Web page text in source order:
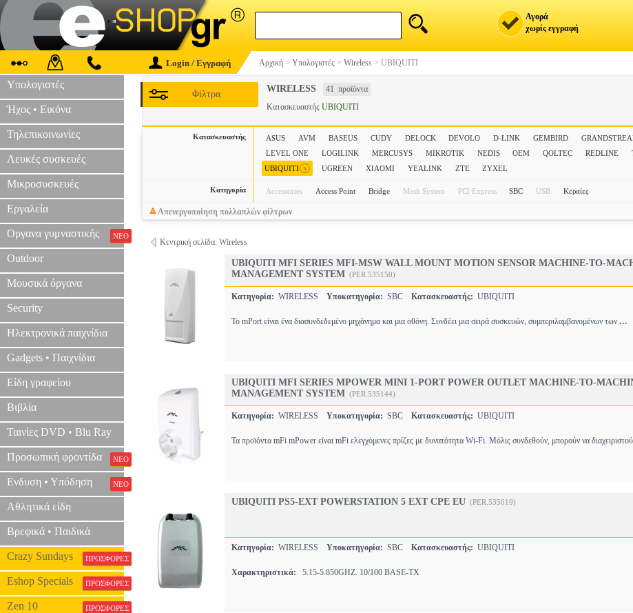
Αγορά
χωρίς εγγραφή
Login / Εγγραφή Αρχική > Υπολογιστές > Wireless > UBIQUITI
Υπολογιστές
Ήχος • Εικόνα
Τηλεπικοινωνίες
Λευκές συσκευές
Μικροσυσκευές
Εργαλεία
Οργανα γυμναστικής ΝΕΟ
Outdoor
Μουσικά όργανα
Security
Ηλεκτρονικά παιχνίδια
Gadgets • Παιχνίδια
Είδη γραφείου
Βιβλία
Ταινίες DVD • Blu Ray
Προσωπική φροντίδα ΝΕΟ
Ενδυση • Υπόδηση ΝΕΟ
Αθλητικά είδη
Βρεφικά • Παιδικά
Crazy Sundays ΠΡΟΣΦΟΡΕΣ
Eshop Specials ΠΡΟΣΦΟΡΕΣ
Zen 10 ΠΡΟΣΦΟΡΕΣ
WIRELESS 41 προϊόντα
Φίλτρα
Κατασκευαστής UBIQUITI
Κατασκευαστής ASUS AVM BASEUS CUDY DELOCK DEVOLO D-LINK GEMBIRD
LEVEL ONE
LOGILINK MERCUSYS MIKROTIK NEDIS OEM QOLTEC REDLINE
UBIQUITI x UGREEN XIAOMI YEALINK ZTE ZYXEL
Κατηγορία Accessories Access Point Bridge Mesh System PCI Express SBC USB Κεραίες
Απενεργοποίηση πολλαπλών φίλτρων
Κεντρική σελίδα: Wireless
UBIQUITI MFI SERIES MFI-MSW WALL MOUNT MOTION SENSOR MACHINE-TO-
MANAGEMENT SYSTEM (PER.535150)
Κατηγορία: WIRELESS Υποκατηγορία: SBC Κατασκευαστής: UBIQUITI
Το mPort είναι ένα διασυνδεδεμένο μηχάνημα και μια οθόνη. Συνδέει μια σειρά συσκευών, συμπεριλαμβανομένων των ...
UBIQUITI MFI SERIES MPOWER MINI 1-PORT POWER OUTLET MACHINE-TO-
MANAGEMENT SYSTEM (PER.535144)
Κατηγορία: WIRELESS Υποκατηγορία: SBC Κατασκευαστής: UBIQUITI
Τα προϊόντα mFi mPower είναι mFi ελεγχόμενες πρίζες με δυνατότητα Wi-Fi. Μόλις συνδεθούν, μπορούν να
UBIQUITI PS5-EXT POWERSTATION 5 EXT CPE EU (PER.535019)
Κατηγορία: WIRELESS Υποκατηγορία: SBC Κατασκευαστής: UBIQUITI
Χαρακτηριστικά: 5.15-5.850GHZ. 10/100 BASE-TX